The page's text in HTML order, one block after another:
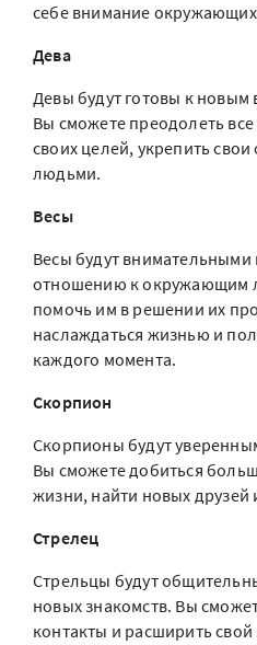
себе внимание
Дева
Девы будут готовы к
Вы сможете преодолеть
своих целей, укрепить
людьми.
Весы
Весы будут
отношению к окружающим
помочь им в решении их
наслаждаться жизнью и
каждого момента.
Скорпион
Скорпионы будут
Вы сможете добиться
жизни, найти новых
Стрелец
Стрельцы будут
новых знакомств. Вы
контакты и расширить